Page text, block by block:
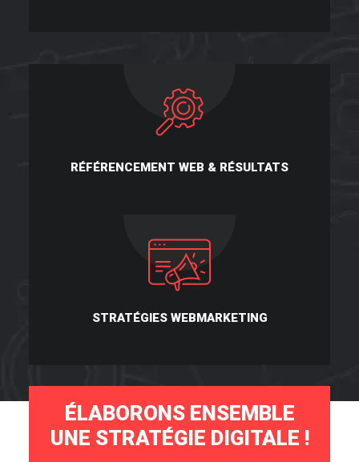
RÉFÉRENCEMENT WEB & RÉSULTATS
STRATÉGIES WEBMARKETING
ÉLABORONS ENSEMBLE
UNE STRATÉGIE DIGITALE !